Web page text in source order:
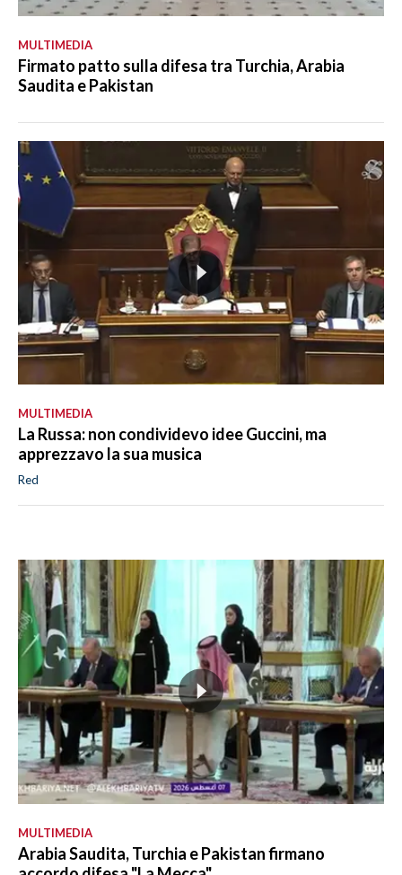
MULTIMEDIA
Firmato patto sulla difesa tra Turchia, Arabia
Saudita e Pakistan
MULTIMEDIA
La Russa: non condividevo idee Guccini, ma
apprezzavo la sua musica
Red
MULTIMEDIA
Arabia Saudita, Turchia e Pakistan firmano